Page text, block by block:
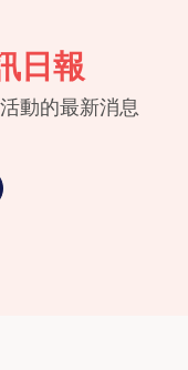
日報
動的最新消息